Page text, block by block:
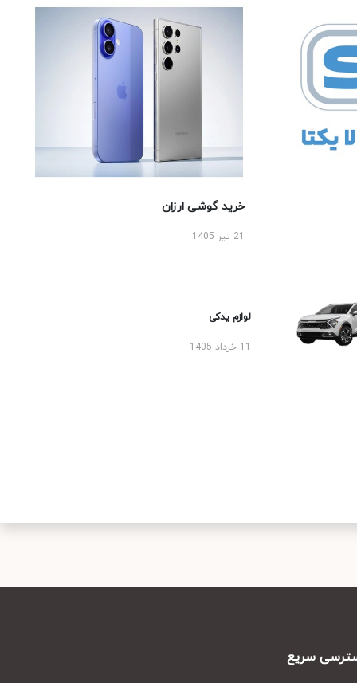
خرید گوشی ارزان
لوازم یدکی
سریع